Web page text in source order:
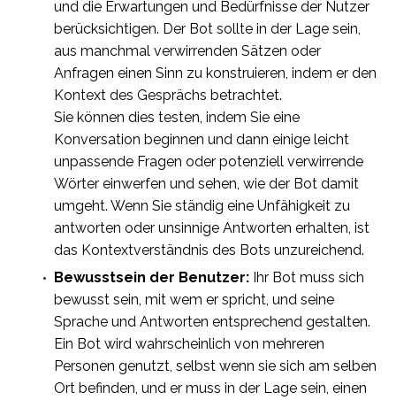
und die Erwartungen und Bedürfnisse der Nutzer
berücksichtigen. Der Bot sollte in der Lage sein,
aus manchmal verwirrenden Sätzen oder
Anfragen einen Sinn zu konstruieren, indem er den
Kontext des Gesprächs betrachtet.
Sie können dies testen, indem Sie eine
Konversation beginnen und dann einige leicht
unpassende Fragen oder potenziell verwirrende
Wörter einwerfen und sehen, wie der Bot damit
umgeht. Wenn Sie ständig eine Unfähigkeit zu
antworten oder unsinnige Antworten erhalten, ist
das Kontextverständnis des Bots unzureichend.
Bewusstsein der Benutzer: Ihr Bot muss sich
bewusst sein, mit wem er spricht, und seine
Sprache und Antworten entsprechend gestalten.
Ein Bot wird wahrscheinlich von mehreren
Personen genutzt, selbst wenn sie sich am selben
Ort befinden, und er muss in der Lage sein, einen